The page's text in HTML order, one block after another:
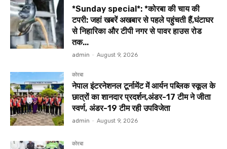
*Sunday special*: *कोरबा की चाय की
टपरी: जहां खबरें अखबार से पहले पहुंचती हैं,घंटाघर
से निहारिका और टीपी नगर से पावर हाउस रोड
तक...
admin - August 9, 2026
कोरबा
नेपाल इंटरनेशनल टूर्नामेंट में आर्यन पब्लिक स्कूल के
छात्रों का शानदार प्रदर्शन,अंडर-17 टीम ने जीता
स्वर्ण, अंडर-19 टीम रही उपविजेता
admin - August 9, 2026
कोरबा